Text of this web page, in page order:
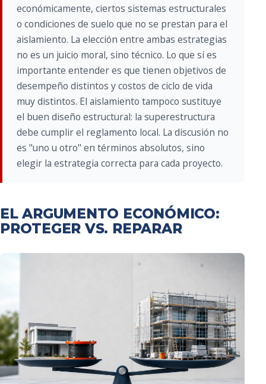
económicamente, ciertos sistemas estructurales
o condiciones de suelo que no se prestan para el
aislamiento. La elección entre ambas estrategias
no es un juicio moral, sino técnico. Lo que sí es
importante entender es que tienen objetivos de
desempeño distintos y costos de ciclo de vida
muy distintos. El aislamiento tampoco sustituye
el buen diseño estructural: la superestructura
debe cumplir el reglamento local. La discusión no
es "uno u otro" en términos absolutos, sino
elegir la estrategia correcta para cada proyecto.
EL ARGUMENTO ECONÓMICO:
PROTEGER VS. REPARAR